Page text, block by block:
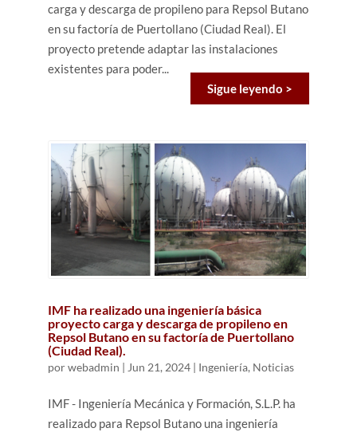
carga y descarga de propileno para Repsol Butano
en su factoría de Puertollano (Ciudad Real). El
proyecto pretende adaptar las instalaciones
existentes para poder...
Sigue leyendo >
IMF ha realizado una ingeniería básica
proyecto carga y descarga de propileno en
Repsol Butano en su factoría de Puertollano
(Ciudad Real).
porwebadmin | Jun 21, 2024| Ingeniería, Noticias
IMF - Ingeniería Mecánica y Formación, S.L.P. ha
realizado para Repsol Butano una ingeniería